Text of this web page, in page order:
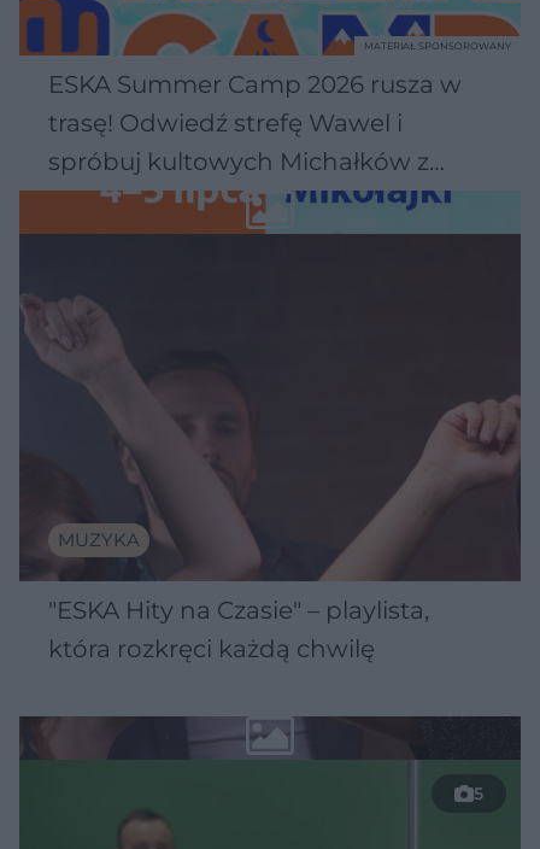
ESKA Summer Camp 2026 rusza w
trasę! Odwiedź strefę Wawel i
spróbuj kultowych Michałków z
Wawelu
MATERIAŁ SPONSOROWANY
MUZYKA
"ESKA Hity na Czasie" – playlista,
która rozkręci każdą chwilę
5